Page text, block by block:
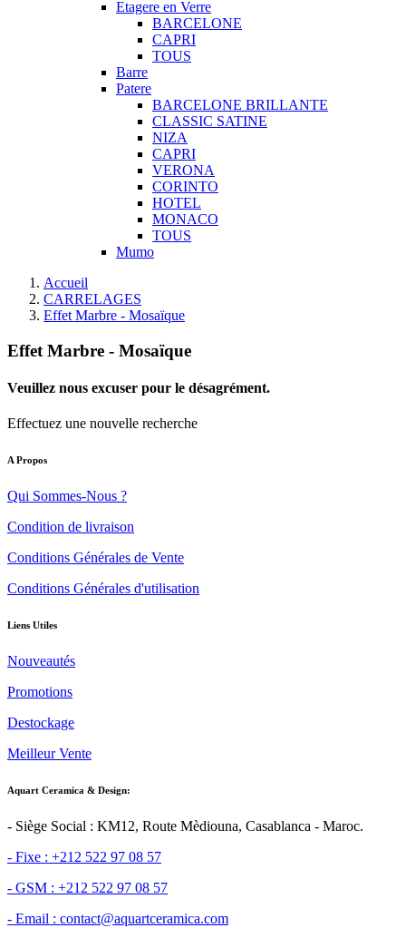
Etagere en Verre
BARCELONE
CAPRI
TOUS
Barre
Patere
BARCELONE BRILLANTE
CLASSIC SATINE
NIZA
CAPRI
VERONA
CORINTO
HOTEL
MONACO
TOUS
Mumo
Accueil
CARRELAGES
Effet Marbre - Mosaïque
Effet Marbre - Mosaïque
Veuillez nous excuser pour le désagrément.
Effectuez une nouvelle recherche
A Propos
Qui Sommes-Nous ?
Condition de livraison
Conditions Générales de Vente
Conditions Générales d'utilisation
Liens Utiles
Nouveautés
Promotions
Destockage
Meilleur Vente
Aquart Ceramica & Design:
- Siège Social : KM12, Route Mèdiouna, Casablanca - Maroc.
- Fixe : +212 522 97 08 57
- GSM : +212 522 97 08 57
- Email : contact@aquartceramica.com